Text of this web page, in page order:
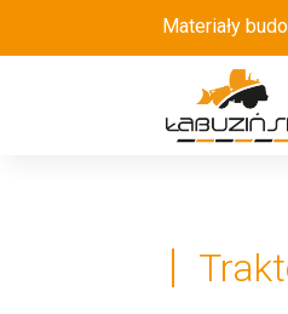
Materiały